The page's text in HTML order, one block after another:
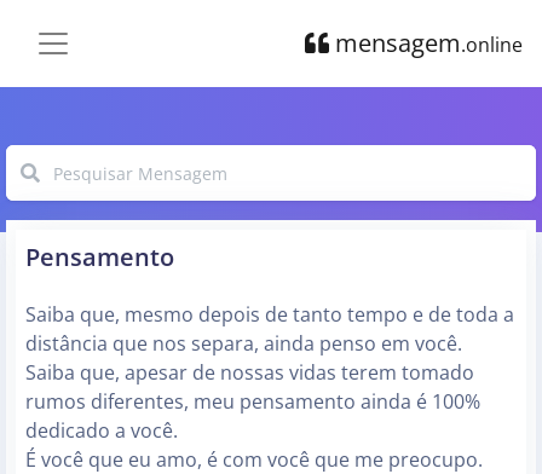
mensagem.online
Pensamento
Saiba que, mesmo depois de tanto tempo e de toda a
distância que nos separa, ainda penso em você.
Saiba que, apesar de nossas vidas terem tomado
rumos diferentes, meu pensamento ainda é 100%
dedicado a você.
É você que eu amo, é com você que me preocupo.